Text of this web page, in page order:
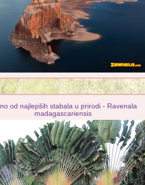
od najlepših stabala u prirodi - Ravenala
madagascariensis